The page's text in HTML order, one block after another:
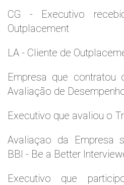
CG - Executivo
Outplacement
LA - Cliente de
Empresa que contratou
Avaliação de
Executivo que avaliou o
Avaliaçao da Empresa
BBI - Be a Better
Executivo que